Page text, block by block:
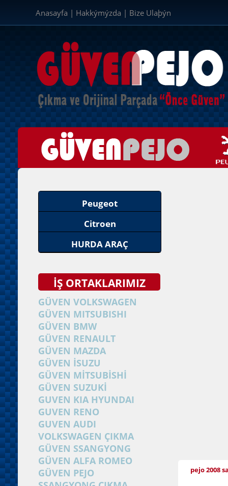
Anasayfa | Hakkýmýzda | Bize Ulaþýn
Peugeot
Citroen
HURDA ARAÇ
İŞ ORTAKLARIMIZ
GÜVEN VOLKSWAGEN
GÜVEN MITSUBISHI
GÜVEN BMW
GÜVEN RENAULT
GÜVEN MAZDA
GÜVEN İSUZU
GÜVEN MİTSUBİSHİ
GÜVEN SUZUKİ
GUVEN KIA HYUNDAI
GUVEN RENO
GUVEN AUDI
VOLKSWAGEN ÇIKMA
GÜVEN SSANGYONG
GÜVEN ALFA ROMEO
GÜVEN PEJO
pejo 2008